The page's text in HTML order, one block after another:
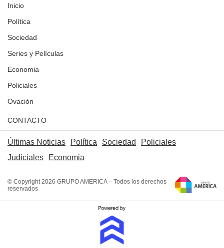
Inicio
Política
Sociedad
Series y Películas
Economia
Policiales
Ovación
CONTACTO
Últimas Noticias Política Sociedad
Policiales
Judiciales
Economia
© Copyright 2026 GRUPO AMERICA – Todos los derechos
reservados